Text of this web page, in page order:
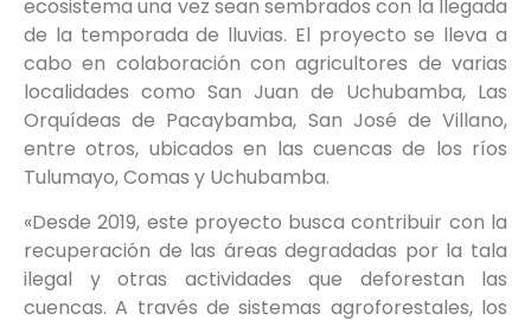
ecosistema una vez sean sembrados con la llegada
de la temporada de lluvias. El proyecto se lleva a
cabo en colaboración con agricultores de varias
localidades como San Juan de Uchubamba, Las
Orquídeas de Pacaybamba, San José de Villano,
entre otros, ubicados en las cuencas de los ríos
Tulumayo, Comas y Uchubamba.
«Desde 2019, este proyecto busca contribuir con la
recuperación de las áreas degradadas por la tala
ilegal y otras actividades que deforestan las
cuencas. A través de sistemas agroforestales, los